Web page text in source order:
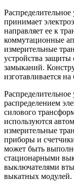
принимает
направляет ее к
коммутационные
измерительные
устройства
замыканий.
изготавливается
распределением
силового
используются
измерительные
приборы и
может быть
стационарными
выключателями
выкатных модулей.